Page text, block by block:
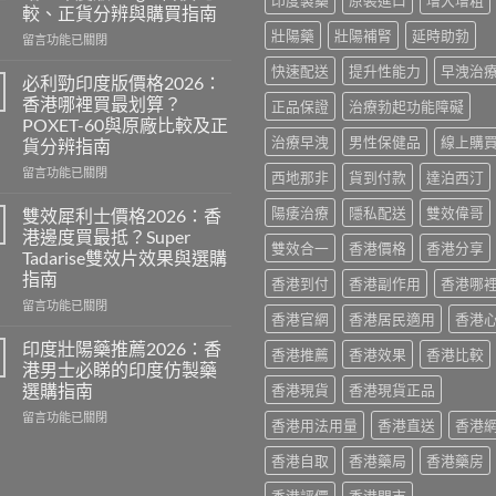
較、正貨分辨與購買指南
在
而
鋼
香
港
價
格
全
攻
略：
印
度
版
售
價
比
較、
正
留言功能已關閉
必利勁印度版價格2026：
香港哪裡買最划算？
POXET-60與原廠比較及正
貨分辨指南
在
利
勁
印
度
版
價
2026：
香
港
哪
裡
留言功能已關閉
雙效犀利士價格2026：香
港邊度買最抵？Super
Tadarise雙效片效果與選購
指南
在
效
犀
利
士
價
留言功能已關閉
印度壯陽藥推薦2026：香
港男士必睇的印度仿製藥
選購指南
在
留言功能已關閉
壯陽藥
壯陽補腎
延時助勃
快速配送
提升性能力
早洩治療
正品保證
治療勃起功能障礙
治療早洩
男性保健品
線上購買
西地那非
貨到付款
達泊西汀
陽痿治療
隱私配送
雙效偉哥
雙效合一
香港價格
香港分享
香港到付
香港副作用
香港哪
香港官網
香港居民適用
香港
香港推薦
香港效果
香港比較
香港現貨
香港現貨正品
香港用法用量
香港直送
香港
香港自取
香港藥局
香港藥房